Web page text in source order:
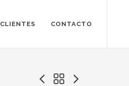
CLIENTES CONTACTO